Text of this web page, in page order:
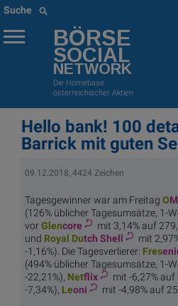
Suche
BÖRSE
SOCIAL
NETWORK
Die Homebase
österreichischer Aktien
Hello bank! 100
Barrick mit guten
09.12.2018, 4424 Zeichen
Tagesgewinner war am Freitag O
(126% üblicher Tagesumsätze, 1-
vorGlencore
mit 3,14% auf
und Royal Dutch Shell
mit
-1,16%). Die Tagesverlierer: Fres
(494% üblicher Tagesumsätze, 1-
-22,21%), Netflix
mit -6,27% auf
-7,34%), Leoni mit -4,98% auf